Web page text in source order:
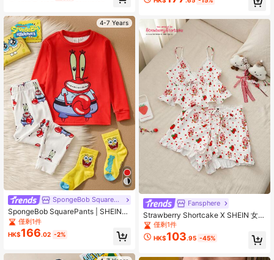
4-7 Years
SpongeBob SquarePants
SpongeBob SquarePants | SHEIN
男童卡通图案针织圆领高弹长袖上衣
和裤子秋冬睡衣套装
僅剩1件
HK$166.02 -2%
Fansphere
Strawberry Shortcake X SHEIN 女士
波点撞色印花蕾丝拼接吊带背心和休
闲系带腰短裤睡衣套装，
僅剩1件
HK$103.95 -45%